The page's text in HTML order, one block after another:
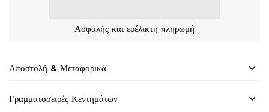
Ασφαλής και ευέλικτη πληρωμή
Αποστολή & Μεταφορικά
Γραμματοσειρές Κεντημάτων